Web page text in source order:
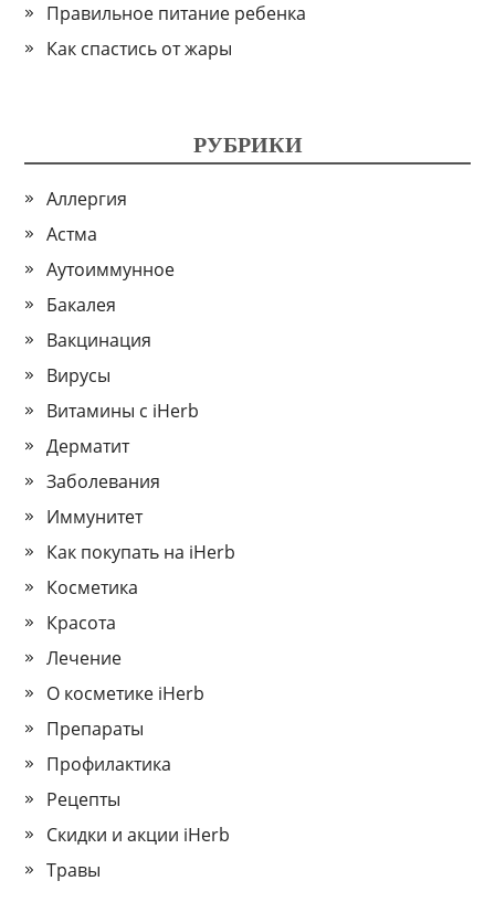
Правильное питание ребенка
Как спастись от жары
РУБРИКИ
Аллергия
Астма
Аутоиммунное
Бакалея
Вакцинация
Вирусы
Витамины с iHerb
Дерматит
Заболевания
Иммунитет
Как покупать на iHerb
Косметика
Красота
Лечение
О косметике iHerb
Препараты
Профилактика
Рецепты
Скидки и акции iHerb
Травы